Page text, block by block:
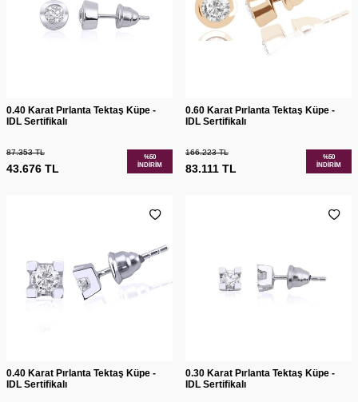
0.40 Karat Pırlanta Tektaş Küpe -
IDL Sertifikalı
87.353TL
43.676 TL
%50
İNDIRIM
0.60 Karat Pırlanta Tektaş Küpe -
IDL Sertifikalı
166.223TL
83.111 TL
%50
İNDIRIM
0.40 Karat Pırlanta Tektaş Küpe -
IDL Sertifikalı
0.30 Karat Pırlanta Tektaş Küpe -
IDL Sertifikalı